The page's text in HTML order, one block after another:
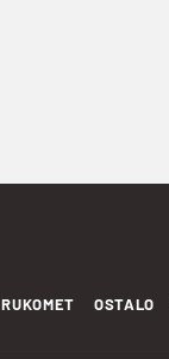
RUKOMET OSTALO